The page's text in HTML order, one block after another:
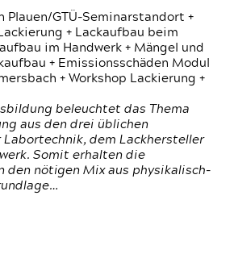
Plauen/GTÜ-Seminarstandort +
+ Lackaufbau beim
im Handwerk + Mängel und
+ Emissionsschäden Modul
+ Workshop Lackierung +
beleuchtet das Thema
aus den drei üblichen
Labortechnik, dem Lackhersteller
Somit erhalten die
den nötigen Mix aus physikalisch-